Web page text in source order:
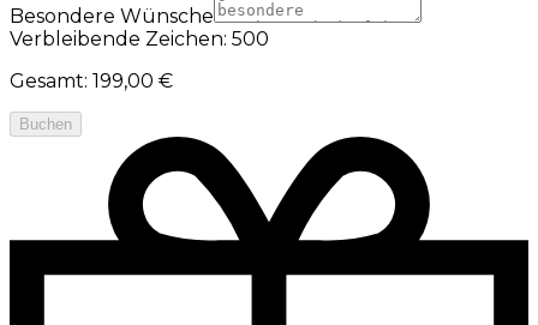
Besondere Wünsche
Verbleibende Zeichen: 500
Gesamt: 199,00 €
Buchen